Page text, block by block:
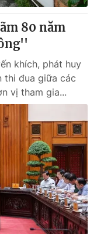
80 năm
khích, phát huy
thi đua giữa các
vị tham gia...